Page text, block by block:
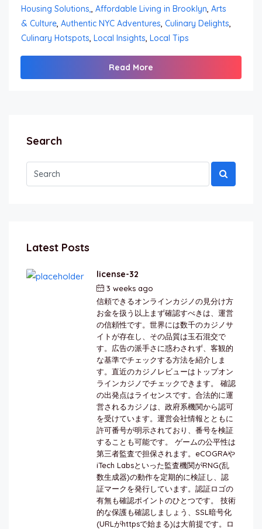
Housing Solutions,, Affordable Living in Brooklyn, Arts
& Culture, Authentic NYC Adventures, Culinary Delights,
Culinary Hotspots, Local Insights, Local Tips
Read More
Search
Latest Posts
license-32
3 weeks ago
信頼できるオンラインカジノの見分け方
お金を扱う以上まず確認すべきは、運営
の信頼性です。世界には数千のカジノサ
イトが存在し、その品質は玉石混交で
す。広告の派手さに惑わされず、客観的
な基準でチェックする方法を紹介しま
す。直近のカジノレビューはトップオン
ラインカジノでチェックできます。 確認
の出発点はライセンスです。合法的に運
営されるカジノは、政府系機関から認可
を受けています。運営会社情報とともに
許可番号が明示されており、番号を検証
することも可能です。 ゲームの公平性は
第三者監査で担保されます。eCOGRAや
iTech Labsといった監査機関がRNG(乱
数生成器)の動作を定期的に検証し、認
証マークを発行しています。認証ロゴの
有無も確認ポイントのひとつです。 技術
的な保護も確認しましょう、SSL暗号化
(URLがhttpsで始まる)は大前提です。ロ